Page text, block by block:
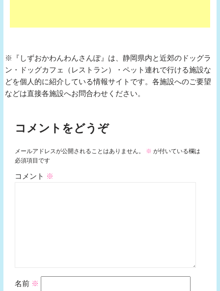
※『しずおかわんわんさんぽ』は、静岡県内と近郊のドッグラ
ン・ドッグカフェ（レストラン）・ペット連れで行ける施設な
どを個人的に紹介している情報サイトです。各施設へのご要望
などは直接各施設へお問合わせください。
コメントをどうぞ
メールアドレスが公開されることはありません。 ※ が付いている欄は
必須項目です
コメント ※
名前 ※